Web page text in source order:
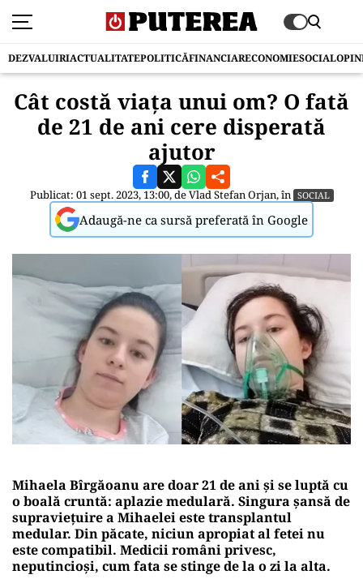
DEZVALUIRIACTUALITATEPOLITICĂFINANCIARECONOMIESOCIAL
Cât costă viața unui om? O fată
de 21 de ani cere disperată
ajutor
Publicat: 01 sept. 2023, 13:00, deVlad Stefan Orjan, în SOCIAL
Adaugă-ne ca sursă preferată în Google
Mihaela Bîrgăoanu are doar 21 de ani și se luptă cu
o boală cruntă: aplazie medulară. Singura șansă de
supraviețuire a Mihaelei este transplantul
medular. Din păcate, niciun apropiat al fetei nu
este compatibil. Medicii români privesc,
neputincioși, cum fata se stinge de la o zi la alta.